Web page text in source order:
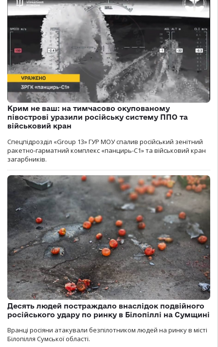
Крим не ваш: на тимчасово окупованому
півострові уразили російську систему ППО та
військовий кран
Спецпідрозділ «Group 13» ГУР МОУ спалив російський зенітний
ракетно-гарматний комплекс «панцирь-С1» та військовий кран
загарбників.
Десять людей постраждало внаслідок подвійного
російського удару по ринку в Білопіллі на Сумщині
Вранці росіяни атакували безпілотником людей на ринку в місті
Білопілля Сумської області.